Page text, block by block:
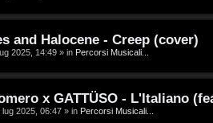
and Halocene - Creep (cover)
2025, 14:49 » in Percorsi Musicali...
x GATTÜSO - L'Italiano
lug 2025, 06:47 » in Percorsi Musicali...